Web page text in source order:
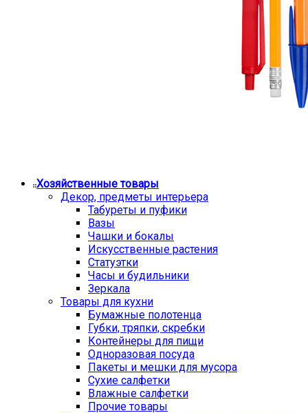
Хозяйственные товары
Декор, предметы интерьера
Табуреты и пуфики
Вазы
Чашки и бокалы
Искусственные растения
Статуэтки
Часы и будильники
Зеркала
Товары для кухни
Бумажные полотенца
Губки, тряпки, скребки
Контейнеры для пищи
Одноразовая посуда
Пакеты и мешки для мусора
Сухие салфетки
Влажные салфетки
Прочие товары